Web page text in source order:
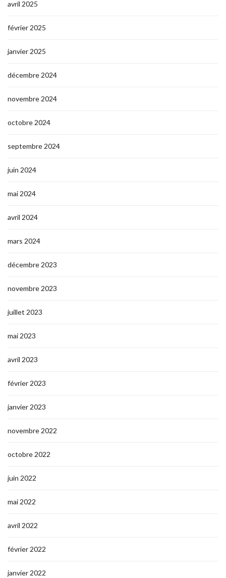
avril 2025
février 2025
janvier 2025
décembre 2024
novembre 2024
octobre 2024
septembre 2024
juin 2024
mai 2024
avril 2024
mars 2024
décembre 2023
novembre 2023
juillet 2023
mai 2023
avril 2023
février 2023
janvier 2023
novembre 2022
octobre 2022
juin 2022
mai 2022
avril 2022
février 2022
janvier 2022